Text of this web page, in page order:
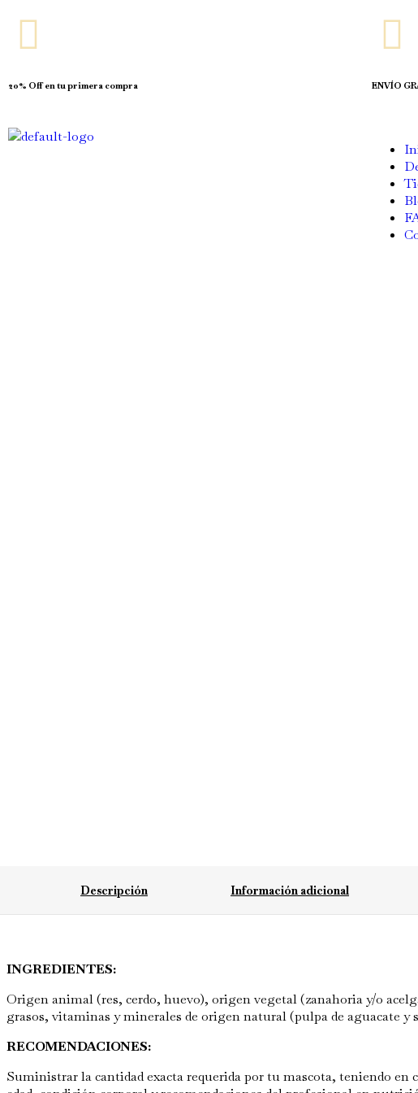
20% Off en tu primera compra ENVÍO
Descripción Información adicional
INGREDIENTES:
Origen animal (res, cerdo, huevo), origen vegetal (zanahoria y/o
grasos, vitaminas y minerales de origen natural (pulpa de aguacate
RECOMENDACIONES:
Suministrar la cantidad exacta requerida por tu mascota, teniendo